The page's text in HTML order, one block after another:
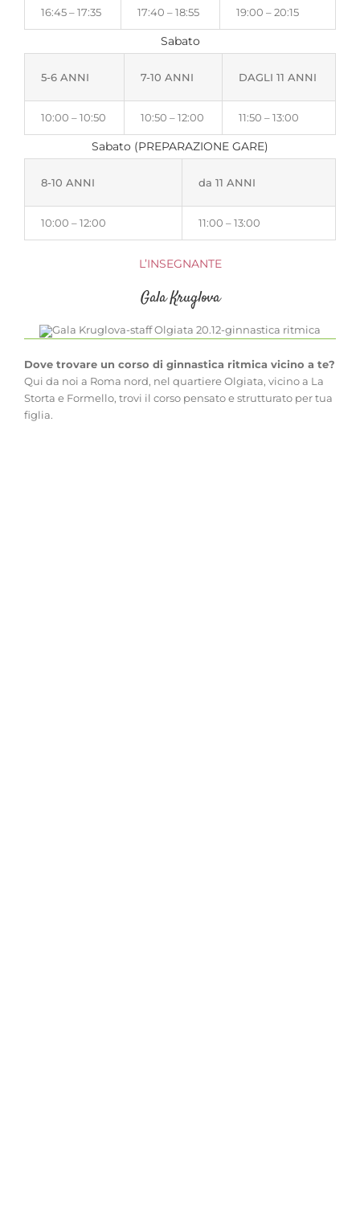
16:45 – 17:35 17:40 – 18:55 19:00 – 20:15
Sabato
5-6 ANNI 7-10 ANNI DAGLI 11 ANNI
10:00 – 10:50 10:50 – 12:00 11:50 – 13:00
Sabato (PREPARAZIONE GARE)
8-10 ANNI da 11 ANNI
10:00 – 12:00 11:00 – 13:00
L’INSEGNANTE
Gala Kruglova
Dove trovare un corso di ginnastica ritmica vicino a te?
Qui da noi a Roma nord, nel quartiere Olgiata, vicino a La
Storta e Formello, trovi il corso pensato e strutturato per tua
figlia.